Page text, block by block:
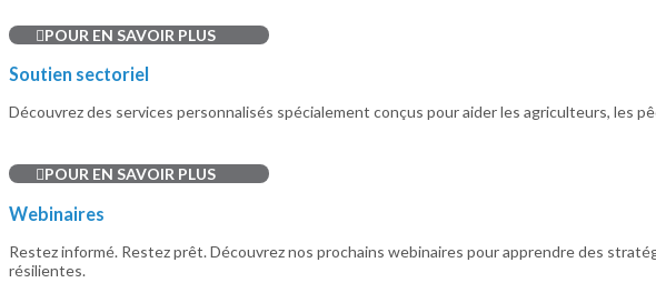
POUR EN SAVOIR PLUS
Soutien sectoriel
Découvrez des services personnalisés spécialement conçus pour aider les agriculteurs,
POUR EN SAVOIR PLUS
Webinaires
Restez informé. Restez prêt. Découvrez nos prochains webinaires pour apprendre des
résilientes.